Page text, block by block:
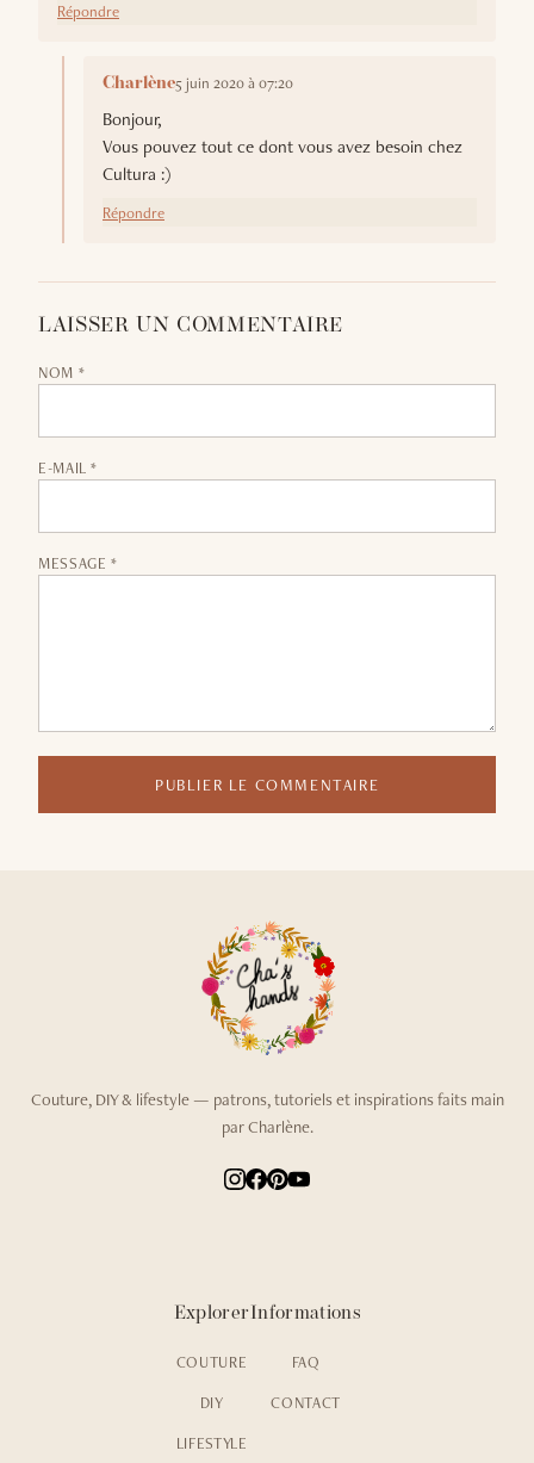
Répondre
Charlène5 juin 2020 à 07:20
Bonjour,
Vous pouvez tout ce dont vous avez besoin chez
Cultura :)
Répondre
LAISSER UN COMMENTAIRE
NOM *
E-MAIL *
MESSAGE *
PUBLIER LE COMMENTAIRE
Couture, DIY & lifestyle — patrons, tutoriels et inspirations faits main
par Charlène.
Explorer
COUTURE
DIY
LIFESTYLE
Informations
FAQ
CONTACT